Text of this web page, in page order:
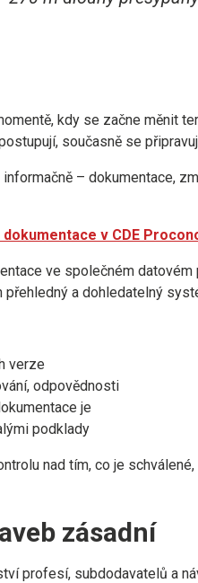
kdy se začne měnit
současně se
– dokumentace,
v CDE
ve společném
přehledný a dohledatelný
verze
odpovědnosti
je
podklady
nad tím, co je
zásadní
profesí, subdodavatelů a